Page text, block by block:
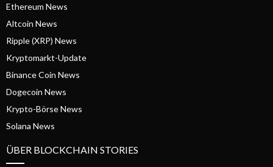
Ethereum News
Altcoin News
Ripple (XRP) News
Kryptomarkt-Update
Binance Coin News
Dogecoin News
Krypto-Börse News
Solana News
ÜBER BLOCKCHAIN STORIES